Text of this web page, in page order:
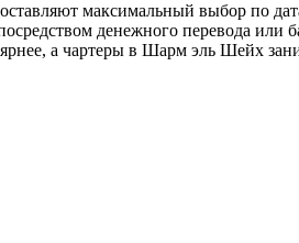
максимальный выбор по
денежного перевода или
а чартеры в Шарм эль Шейх